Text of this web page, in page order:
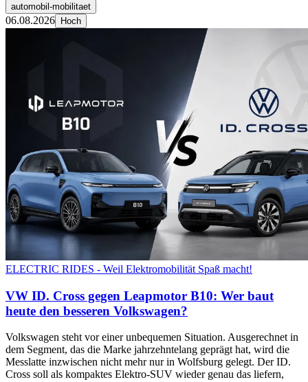
automobil-mobilitaet
06.08.2026 Hoch
ELECTRIC RIDES - Weil Elektromobilität Spaß macht!
VW ID. Cross gegen Leapmotor B10: Wer baut
heute den besseren Volkswagen?
Volkswagen steht vor einer unbequemen Situation. Ausgerechnet in
dem Segment, das die Marke jahrzehntelang geprägt hat, wird die
Messlatte inzwischen nicht mehr nur in Wolfsburg gelegt. Der ID.
Cross soll als kompaktes Elektro-SUV wieder genau das liefern,